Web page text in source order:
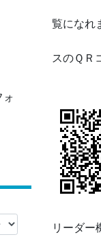
携帯
覧になれ
携帯
スのＱＲ
携帯
リーダー
読み